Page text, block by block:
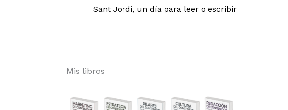
Sant Jordi, un día para leer o escribir
Mis libros